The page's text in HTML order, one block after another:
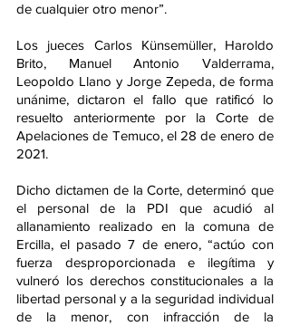
de cualquier otro menor”.
Los jueces Carlos Künsemüller, Haroldo
Brito, Manuel Antonio Valderrama,
Leopoldo Llano y Jorge Zepeda, de forma
unánime, dictaron el fallo que ratificó lo
resuelto anteriormente por la Corte de
Apelaciones de Temuco, el 28 de enero de
2021.
Dicho dictamen de la Corte, determinó que
el personal de la PDI que acudió al
allanamiento realizado en la comuna de
Ercilla, el pasado 7 de enero, “actúo con
fuerza desproporcionada e ilegítima y
vulneró los derechos constitucionales a la
libertad personal y a la seguridad individual
de la menor, con infracción de la